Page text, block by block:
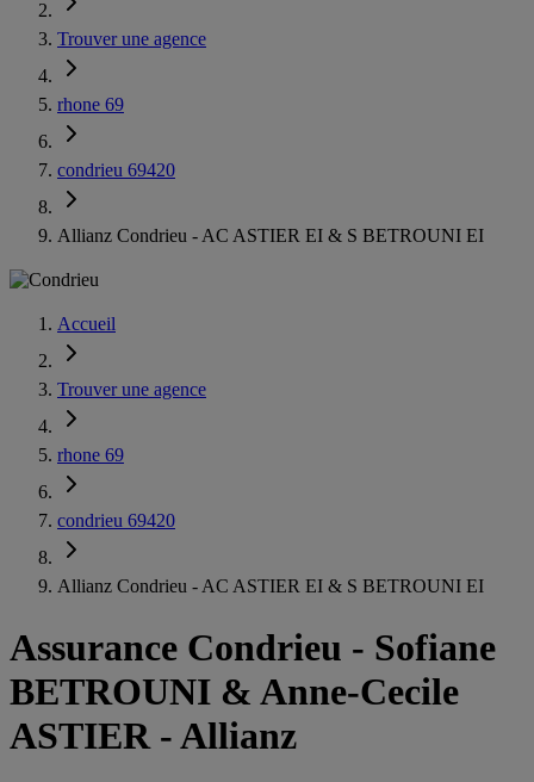
Trouver une agence
rhone 69
condrieu 69420
Allianz Condrieu - AC ASTIER EI & S BETROUNI EI
Accueil
Trouver une agence
rhone 69
condrieu 69420
Allianz Condrieu - AC ASTIER EI & S BETROUNI EI
Assurance Condrieu - Sofiane
BETROUNI & Anne-Cecile
ASTIER - Allianz